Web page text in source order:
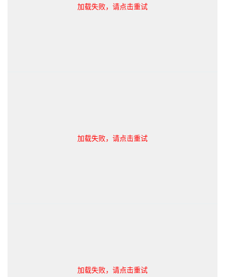
加载失败，请点击重试
加载失败，请点击重试
加载失败，请点击重试